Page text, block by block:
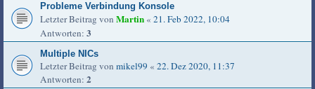
Probleme Verbindung Konsole
Letzter Beitrag von Martin « 21. Feb 2022, 10:04
Antworten: 3
Multiple NICs
Letzter Beitrag von mikel99 « 22. Dez 2020, 11:37
Antworten: 2